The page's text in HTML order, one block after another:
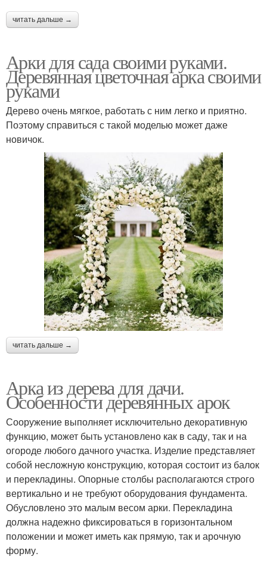
читать дальше →
Арки для сада своими руками.
Деревянная цветочная арка своими
руками
Дерево очень мягкое, работать с ним легко и приятно.
Поэтому справиться с такой моделью может даже
новичок.
читать дальше →
Арка из дерева для дачи.
Особенности деревянных арок
Сооружение выполняет исключительно декоративную
функцию, может быть установлено как в саду, так и на
огороде любого дачного участка. Изделие представляет
собой несложную конструкцию, которая состоит из балок
и перекладины. Опорные столбы располагаются строго
вертикально и не требуют оборудования фундамента.
Обусловлено это малым весом арки. Перекладина
должна надежно фиксироваться в горизонтальном
положении и может иметь как прямую, так и арочную
форму.